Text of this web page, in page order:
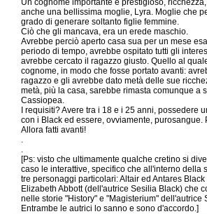
Un cognome importante e prestigioso,
anche una bellissima moglie, Lyra. Moglie che
grado di generare soltanto figlie femmine.
Ciò che gli mancava, era un erede maschio.
Avrebbe perciò aperto casa sua per un mese
periodo di tempo, avrebbe ospitato tutti gli
avrebbe cercato il ragazzo giusto. Quello al
cognome, in modo che fosse portato avanti:
ragazzo e gli avrebbe dato metà delle sue
metà, più la casa, sarebbe rimasta comunque a
Cassiopea.
I requisiti? Avere tra i 18 e i 25 anni, possedere
con i Black ed essere, ovviamente, purosangue.
Allora fatti avanti!
.
.
[Ps: visto che ultimamente qualche cretino si
caso le interattive, specifico che all'interno della
tre personaggi particolari: Altair ed Antares Black
Elizabeth Abbott (dell'autrice Sesilia Black) che
nelle storie "History" e "Magisterium" dell'autrice
Entrambe le autrici lo sanno e sono d'accordo.]